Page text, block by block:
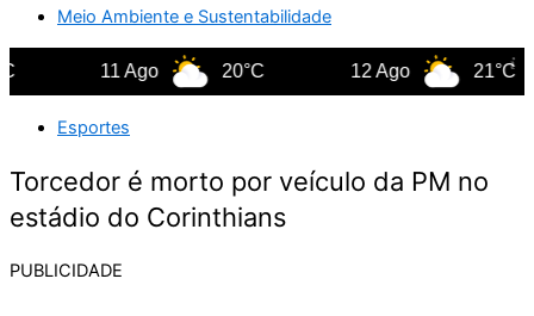
Meio Ambiente e Sustentabilidade
11 Ago 20°C 12 Ago 21°C
Esportes
Torcedor é morto por veículo da PM no
estádio do Corinthians
PUBLICIDADE